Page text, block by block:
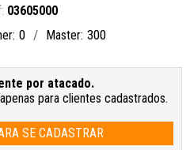
0 Master 300
por atacado.
para clientes cadastrados.
SE CADASTRAR
03605000